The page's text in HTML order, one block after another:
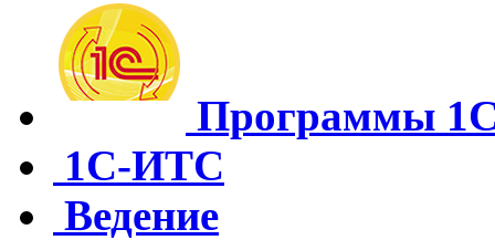
Программы
1С-ИТС
Ведение